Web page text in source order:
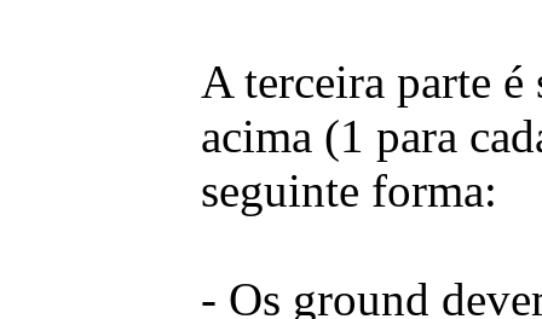
A terceira parte é
acima (1 para
seguinte forma:
- Os ground